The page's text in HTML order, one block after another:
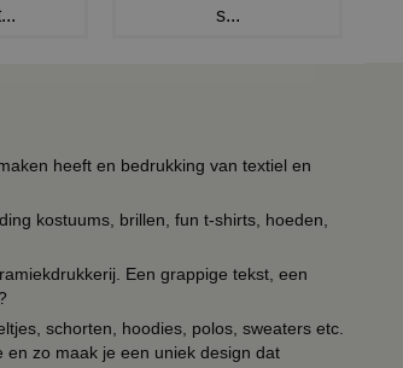
s...
heeft en bedrukking van textiel en
kostuums, brillen, fun t-shirts, hoeden,
Een grappige tekst, een
schorten, hoodies, polos, sweaters etc.
zo maak je een uniek design dat